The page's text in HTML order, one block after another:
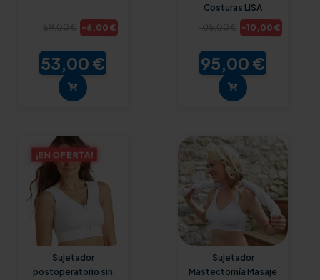
59,00 € -6,00 €
53,00 €
Costuras LISA
105,00 € -10,00 €
95,00 €
¡EN OFERTA!
Sujetador
postoperatorio sin
Sujetador
Mastectomía Masaje